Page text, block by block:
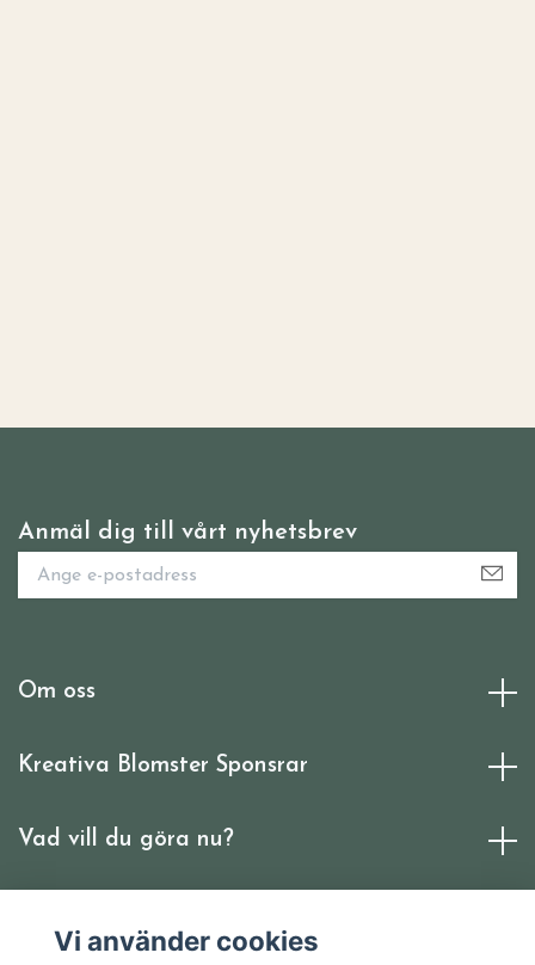
Anmäl dig till vårt nyhetsbrev
Om oss
Kreativa Blomster Sponsrar
Vad vill du göra nu?
Vi använder cookies